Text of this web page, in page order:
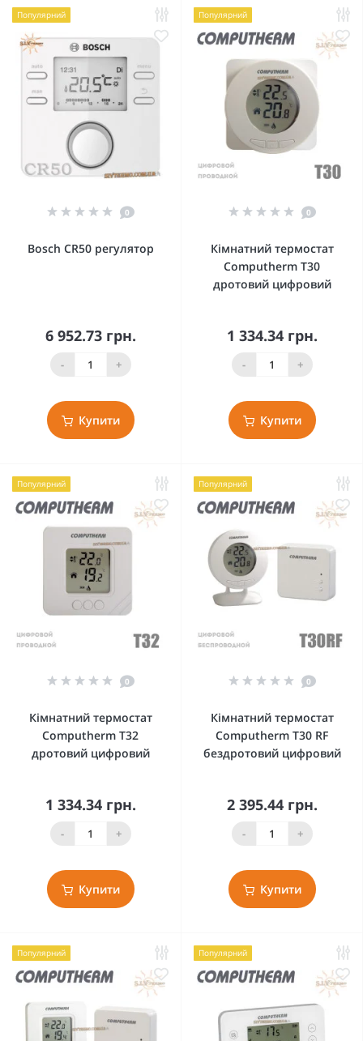
Популярний
0
Bosch CR50 регулятор
6 952.73 грн.
- +
Купити
Популярний
0
Кімнатний термостат
Computherm T30
дротовий цифровий
1 334.34 грн.
- +
Купити
Популярний
0
Кімнатний термостат
Computherm T32
дротовий цифровий
1 334.34 грн.
- +
Купити
Популярний
0
Кімнатний термостат
Computherm T30 RF
бездротовий цифровий
2 395.44 грн.
- +
Купити
Популярний Популярний